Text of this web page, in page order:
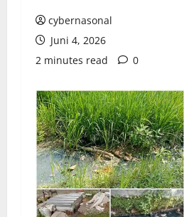
cybernasonal
Juni 4, 2026
2 minutes read
0